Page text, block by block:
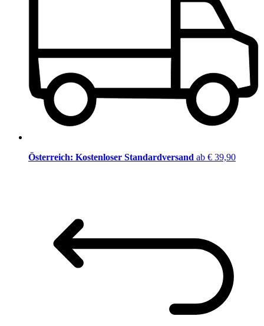
Österreich: Kostenloser Standardversand ab € 39,90